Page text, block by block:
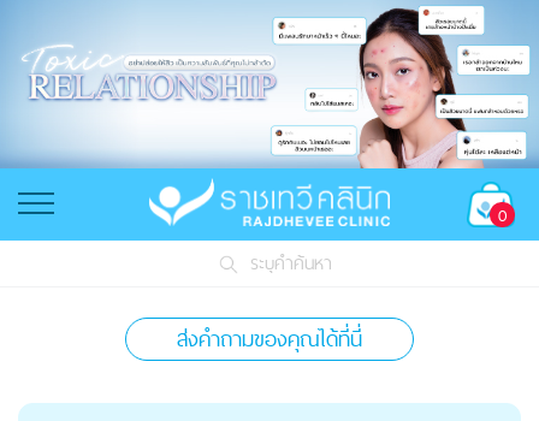
0
ระบุคำค้นหา
ส่งคำถามของคุณได้ที่นี่